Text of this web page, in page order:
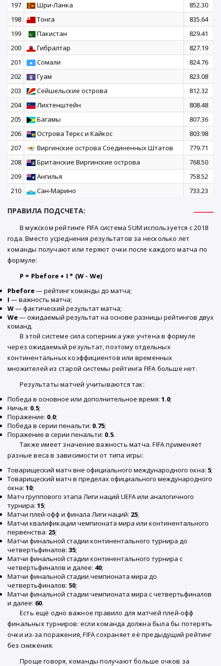
197
Шри-Ланка
852.30
198
Тонга
835.64
199
Пакистан
829.41
200
Гибралтар
827.19
201
Сомали
824.76
202
Гуам
823.08
203
Сейшельские острова
812.32
204
Лихтенштейн
808.48
205
Багамы
807.36
206
Острова Теркс и Кайкос
803.98
207
Виргинские острова Соединенных Штатов
779.71
208
Британские Виргинские острова
768.50
209
Ангилья
758.52
210
Сан-Марино 733.23
ПРАВИЛА ПОДСЧЕТА:
В мужском рейтинге FIFA система SUM используется с 2018
года. Вместо усреднения результатов за несколько лет
команды получают или теряют очки после каждого матча по
формуле:
P = Pbefore + I * (W - We)
Pbefore— рейтинг команды до матча;
I — важность матча;
W— фактический результат матча;
We— ожидаемый результат на основе разницы рейтингов двух
команд.
В этой системе сила соперника уже учтена в формуле
через ожидаемый результат, поэтому отдельных
континентальных коэффициентов или временных
множителей из старой системы рейтинга FIFA больше нет.
Результаты матчей учитываются так:
Победа в основное или дополнительное время: 1.0;
Ничья: 0.5;
Поражение: 0.0;
Победа в серии пенальти: 0.75;
Поражение в серии пенальти: 0.5.
Также имеет значение важность матча. FIFA применяет
разные веса в зависимости от типа игры:
Товарищеский матч вне официального международного окна: 5;
Товарищеский матч в пределах официального международного
окна: 10;
Матч группового этапа Лиги наций UEFA или аналогичного
турнира: 15;
Матчи плей-офф и финала Лиги наций: 25;
Матчи квалификации чемпионата мира или континентального
первенства: 25;
Матчи финальной стадии континентального турнира до
четвертьфиналов: 35;
Матчи финальной стадии континентального турнира с
четвертьфиналов и далее: 40;
Матчи финальной стадии чемпионата мира до
четвертьфиналов: 50;
Матчи финальной стадии чемпионата мира с четвертьфиналов
и далее: 60.
Есть ещё одно важное правило для матчей плей-офф
финальных турниров: если команда должна была бы потерять
очки из-за поражения, FIFA сохраняет её предыдущий рейтинг
без снижения.
Проще говоря, команды получают больше очков за